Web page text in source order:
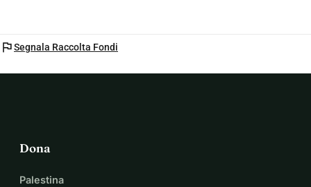
flagSegnala Raccolta Fondi
Dona
Palestina